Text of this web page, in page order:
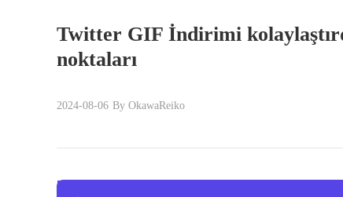
Twitter GIF İndirimi
noktaları
2024-08-06 By OkawaReiko